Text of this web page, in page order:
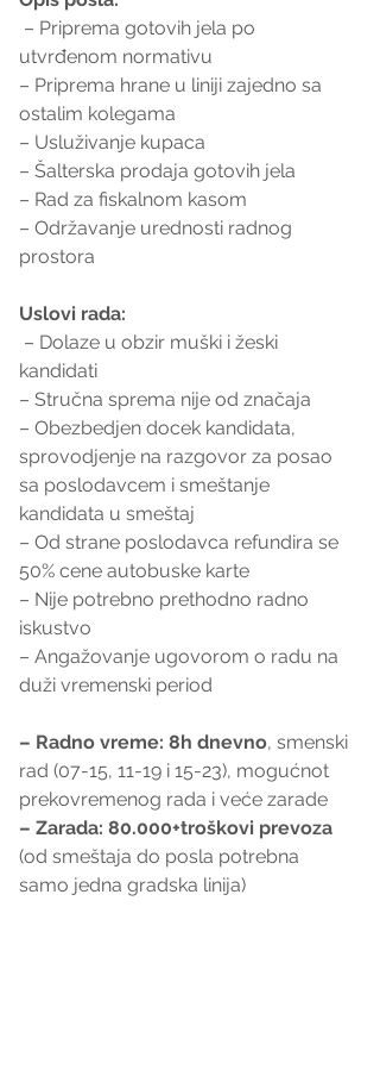
utvrđenom normativu
– Priprema hrane u liniji zajedno sa
ostalim kolegama
– Usluživanje kupaca
– Šalterska prodaja gotovih jela
– Rad za fiskalnom kasom
– Održavanje urednosti radnog
prostora
Uslovi rada:
kandidati
– Stručna sprema nije od značaja
– Obezbedjen docek kandidata,
sprovodjenje na razgovor za posao
sa poslodavcem i smeštanje
kandidata u smeštaj
– Od strane poslodavca refundira se
50% cene autobuske karte
– Nije potrebno prethodno radno
iskustvo
– Angažovanje ugovorom o radu na
duži vremenski period
– Radno vreme: 8h dnevno, smenski
rad (07-15, 11-19 i 15-23), mogućnot
prekovremenog rada i veće zarade
– Zarada: 80.000+troškovi prevoza
(od smeštaja do posla potrebna
samo jedna gradska linija)